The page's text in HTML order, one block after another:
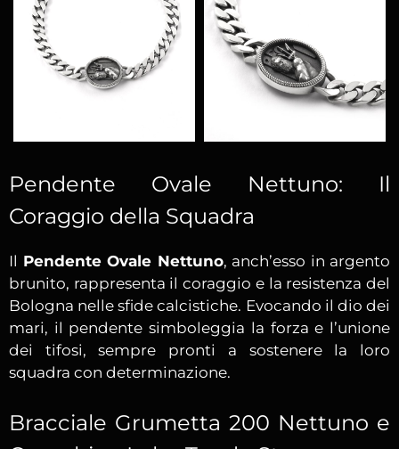
Pendente Ovale Nettuno: Il
Coraggio della Squadra
Il Pendente Ovale Nettuno, anch’esso in argento
brunito, rappresenta il coraggio e la resistenza del
Bologna nelle sfide calcistiche. Evocando il dio dei
mari, il pendente simboleggia la forza e l’unione
dei tifosi, sempre pronti a sostenere la loro
squadra con determinazione.
Bracciale Grumetta 200 Nettuno e